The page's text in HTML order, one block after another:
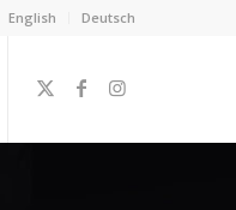
English Deutsch